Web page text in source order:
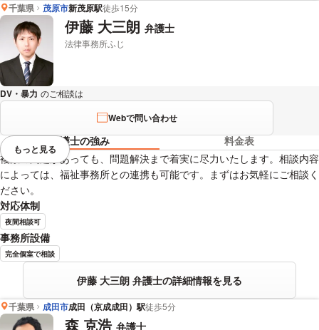
千葉県 茂原市新茂原駅徒歩15分
伊藤 大三朗 弁護士
法律事務所ふじ
DV・暴力 のご相談は
Webで問い合わせ
弁護士の強み
料金表
複数の問題があっても、問題解決まで着実に尽力いたします。相談内容
によっては、福祉事務所との連携も可能です。まずはお気軽にご相談く
ださい。
対応体制
夜間相談可
事務所設備
完全個室で相談
伊藤 大三朗 弁護士の詳細情報を見る
視覚的に省略されている要素を
もっと見る
千葉県 成田市成田（京成成田）駅徒歩5分
森 克浩 弁護士